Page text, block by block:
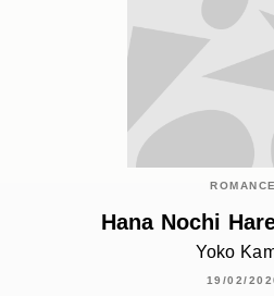
ROMANCE
Hana Nochi
Yoko
19/02/